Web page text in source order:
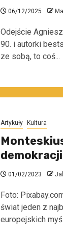
06/12/2025
Odejście
90. i autorki
ze sobą, to coś...
Artykuły Kultura
demokracji
01/02/2023
Foto:
świat jeden z
europejskich